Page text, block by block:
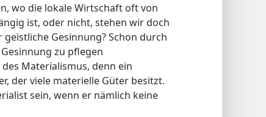
wo die lokale Wirtschaft oft von
ist, oder nicht, stehen wir doch
Gesinnung? Schon durch
zu pflegen
Materialismus, denn ein
der viele materielle Güter besitzt.
sein, wenn er nämlich keine